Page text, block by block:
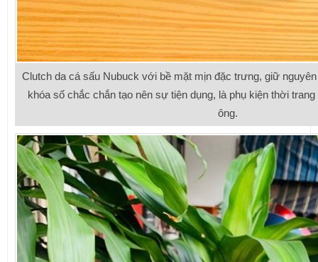
Clutch da cá sấu Nubuck với bề mặt mịn đặc trưng, giữ
khóa số chắc chắn tạo nên sự tiện dụng, là phụ kiện thời
ông.